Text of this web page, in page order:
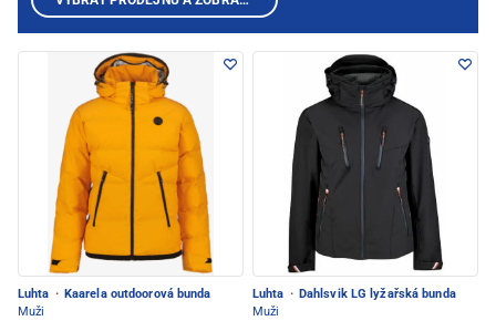
Luhta · Kaarela outdoorová bunda
Muži
Luhta · Dahlsvik LG lyžařská bunda
Muži